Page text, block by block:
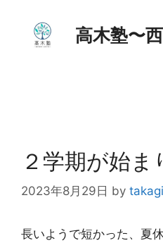
高木塾〜
２学期が始ま
2023年8月29日 by
長いようで短かった、夏